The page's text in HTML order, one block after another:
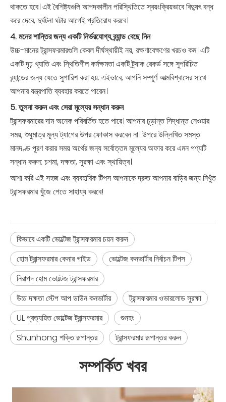
থাকতে হবে। এই বৈশিষ্ট্যগুলি আপদকালীন পরিস্থিতিতে স্বয়ংক্রিয়ভাবে বিদ্যুৎ বন্ধ
করে দেবে, দুর্ঘটনা ঘটার আগেই প্রতিরোধ করবে।
4. মনের শান্তির জন্য একটি নির্ভরযোগ্য ব্র্যান্ড বেছে নিন
উচ্চ-মানের ট্রান্সফরমারগুলি কেবল দীর্ঘস্থায়ীই নয়, রক্ষণাবেক্ষণের খরচও কম। এটি
একটি দৃঢ় খ্যাতি এবং স্থিতিশীল কর্মক্ষমতা একটি ট্র্যাক রেকর্ড সঙ্গে সুপরিচিত
ব্র্যান্ডের জন্য যেতে সুপারিশ করা হয়. এইভাবে, আপনি সম্পূর্ণ আত্মবিশ্বাসের সাথে
আপনার যন্ত্রপাতি ব্যবহার করতে পারেন।
5. তুলনা করুন এবং সেরা মূল্যের সন্ধান করুন
ট্রান্সফরমারের দাম অনেক পরিবর্তিত হতে পারে। আপনার চূড়ান্ত সিদ্ধান্ত নেওয়ার
সময়, শুধুমাত্র মূল্য ট্যাগের উপর ফোকাস করবেন না। উপরে উল্লিখিত সমস্ত
মানদণ্ড পূরণ করার সময় অর্থের জন্য সর্বোত্তম মূল্যের অফার করে এমন পণ্যটি
সন্ধান করুন: চশমা, দক্ষতা, সুরক্ষা এবং স্থায়িত্ব।
আশা করি এই সহজ এবং ব্যবহারিক টিপস আপনাকে দ্রুত আপনার বাড়ির জন্য নিখুঁত
ট্রান্সফরমার খুঁজে পেতে সাহায্য করবে!
কিভাবে একটি ভোল্টেজ ট্রান্সফরমার চয়ন করুন
হোম ট্রান্সফরমার কেনার গাইড
ভোল্টেজ কনভার্টার নির্বাচন টিপস
নিরাপদ হোম ভোল্টেজ ট্রান্সফরমার
উচ্চ দক্ষতা স্টেপ আপ ডাউন কনভার্টার
ট্রান্সফরমার ওভারলোড সুরক্ষা
UL প্রত্যয়িত ভোল্টেজ ট্রান্সফরমার
শুনহং
Shunhong শক্তি রূপান্তর
ট্রান্সফরমার রূপান্তর করুন
সম্পর্কিত খবর